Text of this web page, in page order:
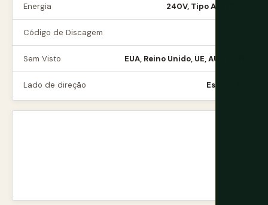
Energia 240V, Tipo A/B/D/G
Código de Discagem
Sem Visto EUA, Reino Unido, UE, AUS, CAN
Lado de direção Esquerdo